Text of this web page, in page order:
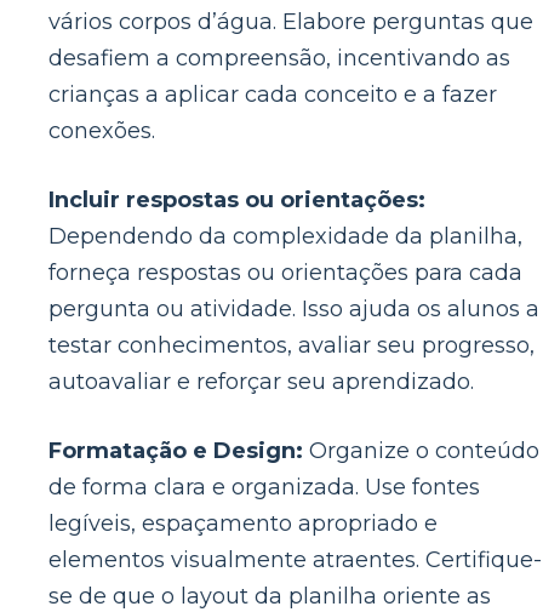
vários corpos d’água. Elabore perguntas que
desafiem a compreensão, incentivando as
crianças a aplicar cada conceito e a fazer
conexões.
Incluir respostas ou orientações:
Dependendo da complexidade da planilha,
forneça respostas ou orientações para cada
pergunta ou atividade. Isso ajuda os alunos a
testar conhecimentos, avaliar seu progresso,
autoavaliar e reforçar seu aprendizado.
Formatação e Design: Organize o conteúdo
de forma clara e organizada. Use fontes
legíveis, espaçamento apropriado e
elementos visualmente atraentes. Certifique-
se de que o layout da planilha oriente as